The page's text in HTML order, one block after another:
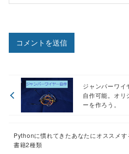
ジャンパーワイ
自作可能。オリ
ーを作ろう。
Pythonに慣れてきたあなたにオススメす
書籍2種類